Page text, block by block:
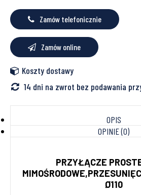
Zamów telefonicznie
Zamów online
Koszty dostawy
14 dni na zwrot bez podawania
OPIS
OPINIE (0)
PRZYŁĄCZE
Ø110